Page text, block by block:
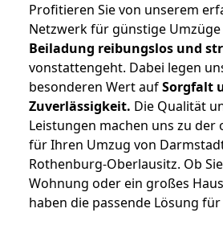
Profitieren Sie von unserem
Netzwerk für günstige
Beiladung reibungslos und
vonstattengeht. Dabei legen
besonderen Wert aufSorgfalt
Zuverlässigkeit. Die Qualität
Leistungen machen uns zu der
für Ihren Umzug von
Rothenburg-Oberlausitz. Ob
Wohnung oder ein großes
haben die passende Lösung für